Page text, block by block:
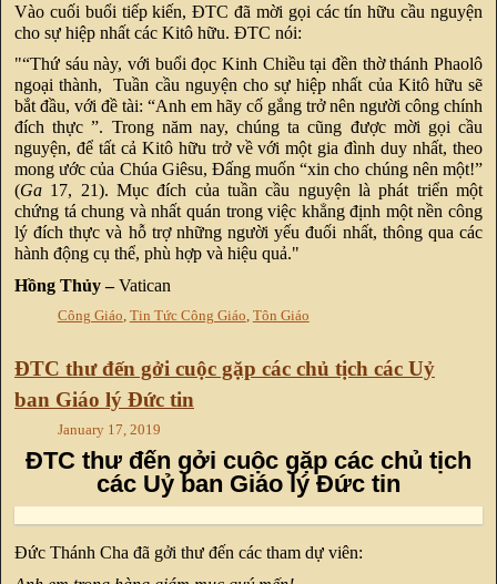
Vào cuối buổi tiếp kiến, ĐTC đã mời gọi các tín hữu cầu nguyện
cho sự hiệp nhất các Kitô hữu. ĐTC nói:
"“Thứ sáu này, với buổi đọc Kinh Chiều tại đền thờ thánh Phaolô
ngoại thành, Tuần cầu nguyện cho sự hiệp nhất của Kitô hữu sẽ
bắt đầu, với đề tài: “Anh em hãy cố gắng trở nên người công chính
đích thực ”. Trong năm nay, chúng ta cũng được mời gọi cầu
nguyện, để tất cả Kitô hữu trở về với một gia đình duy nhất, theo
mong ước của Chúa Giêsu, Đấng muốn “xin cho chúng nên một!”
(Ga 17, 21). Mục đích của tuần cầu nguyện là phát triển một
chứng tá chung và nhất quán trong việc khẳng định một nền công
lý đích thực và hỗ trợ những người yếu đuối nhất, thông qua các
hành động cụ thể, phù hợp và hiệu quả."
Hồng Thủy –Vatican
Công Giáo, Tin Tức Công Giáo, Tôn Giáo
ĐTC thư đến gởi cuộc gặp các chủ tịch các Uỷ
ban Giáo lý Đức tin
January 17, 2019
ĐTC thư đến gởi cuộc gặp các chủ tịch
các Uỷ ban Giáo lý Đức tin
Đức Thánh Cha đã gởi thư đến các tham dự viên: